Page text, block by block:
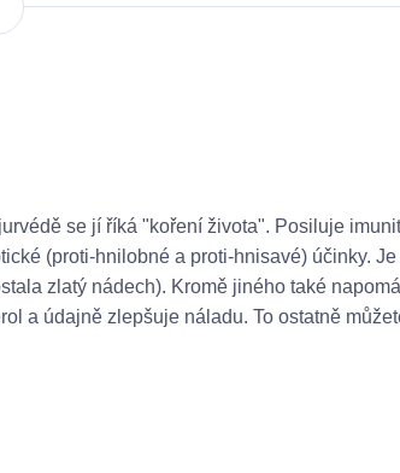
se jí říká "koření života". Posiluje
(proti-hnilobné a proti-hnisavé) účinky.
zlatý nádech). Kromě jiného také
a údajně zlepšuje náladu. To ostatně